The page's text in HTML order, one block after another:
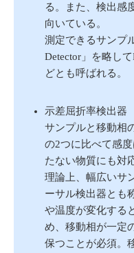
る。また、検出感
向いている。
測定できるサンプ
Detector」を略し
どとも呼ばれる。
示差屈折率検出器
サンプルと移動相
の2つに比べて感
たない物質にも対
理論上、幅広いサ
ーサル検出器とも
や温度が変化する
め、移動相が一定
保つことが必須。